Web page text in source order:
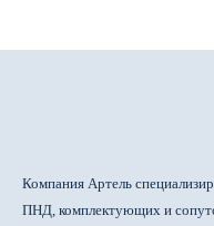
Компания Артель
ПНД, комплектующих и